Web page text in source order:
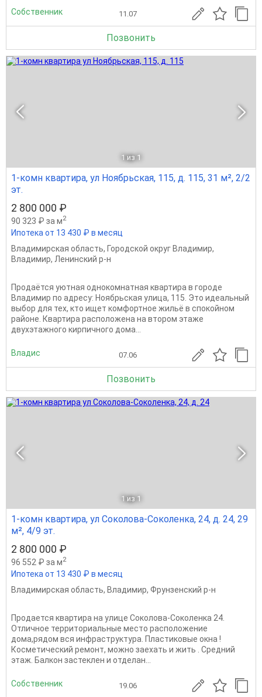
Собственник 11.07
Позвонить
1 из 1
1-комн квартира, ул Ноябрьская, 115, д. 115, 31 м², 2/2
эт.
2 800 000 ₽
90 323 ₽ за м2
Ипотека от 13 430 ₽ в месяц
Владимирская область, Городской округ Владимир,
Владимир, Ленинский р-н
Продаётся уютная однокомнатная квартира в городе
Владимир по адресу: Ноябрьская улица, 115. Это идеальный
выбор для тех, кто ищет комфортное жильё в спокойном
районе. Квартира расположена на втором этаже
двухэтажного кирпичного дома...
Владис 07.06
Позвонить
1 из 1
1-комн квартира, ул Соколова-Соколенка, 24, д. 24, 29
м², 4/9 эт.
2 800 000 ₽
96 552 ₽ за м2
Ипотека от 13 430 ₽ в месяц
Владимирская область, Владимир, Фрунзенский р-н
Продается квартира на улице Соколова-Соколенка 24.
Отличное территориальные место расположение
дома,рядом вся инфраструктура. Пластиковые окна !
Косметический ремонт, можно заехать и жить . Средний
этаж. Балкон застеклен и отделан...
Собственник 19.06